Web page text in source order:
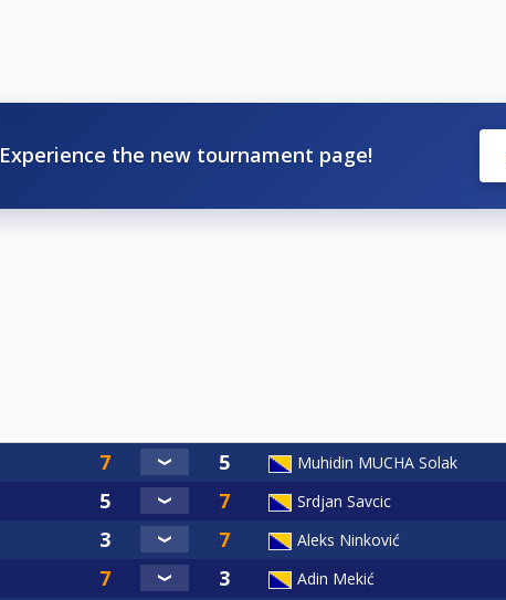
Experience the new tournament page!
Muhidin MUCHA Solak
Srdjan Savcic
Aleks Ninković
Adin Mekić